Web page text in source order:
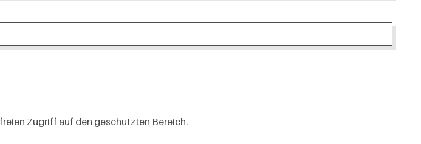
Zugriff auf den geschützten Bereich.